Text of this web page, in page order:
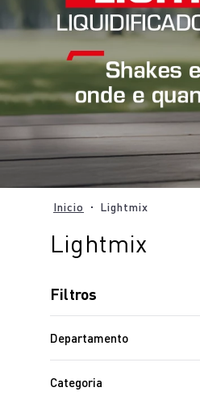
Lightmix
Lightmix
Filtros
Departamento
Categoria